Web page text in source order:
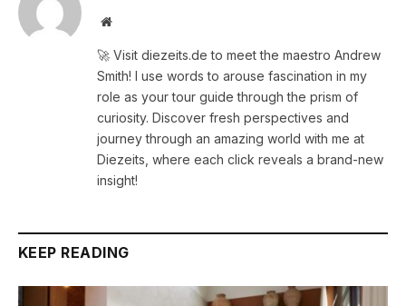
Website
🚀 Visit diezeits.de to meet the maestro Andrew
Smith! I use words to arouse fascination in my
role as your tour guide through the prism of
curiosity. Discover fresh perspectives and
journey through an amazing world with me at
Diezeits, where each click reveals a brand-new
insight!
KEEP READING